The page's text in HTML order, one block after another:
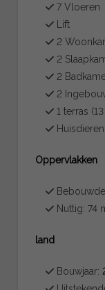
7 Vloeren
Lift
2
2
2
2
1 terras
Huisdieren
Oppervlakken
Nuttig: 74
land
Bouwjaar: